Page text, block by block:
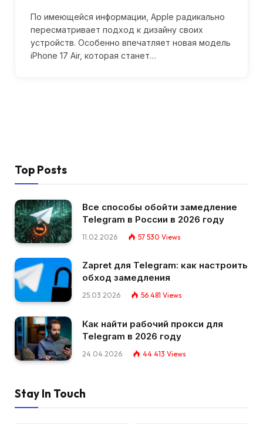
По имеющейся информации, Apple радикально
пересматривает подход к дизайну своих
устройств. Особенно впечатляет новая модель
iPhone 17 Air, которая станет…
Top Posts
Все способы обойти замедление
Telegram в России в 2026 году
11.02.2026 57 530 Views
Zapret для Telegram: как настроить
обход замедления
25.03.2026 56 481 Views
Как найти рабочий прокси для
Telegram в 2026 году
24.04.2026 44 413 Views
Stay In Touch